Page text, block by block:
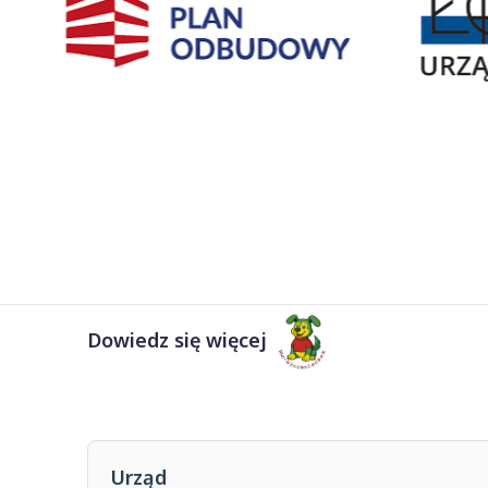
Dowiedz się więcej
Urząd